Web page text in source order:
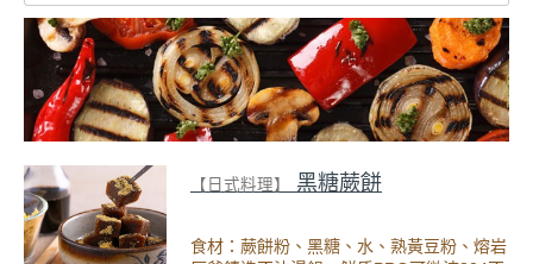
【日式料理】 黑糖蕨餅
食材：蕨餅粉、黑糖、水、熟黃豆粉、熔岩